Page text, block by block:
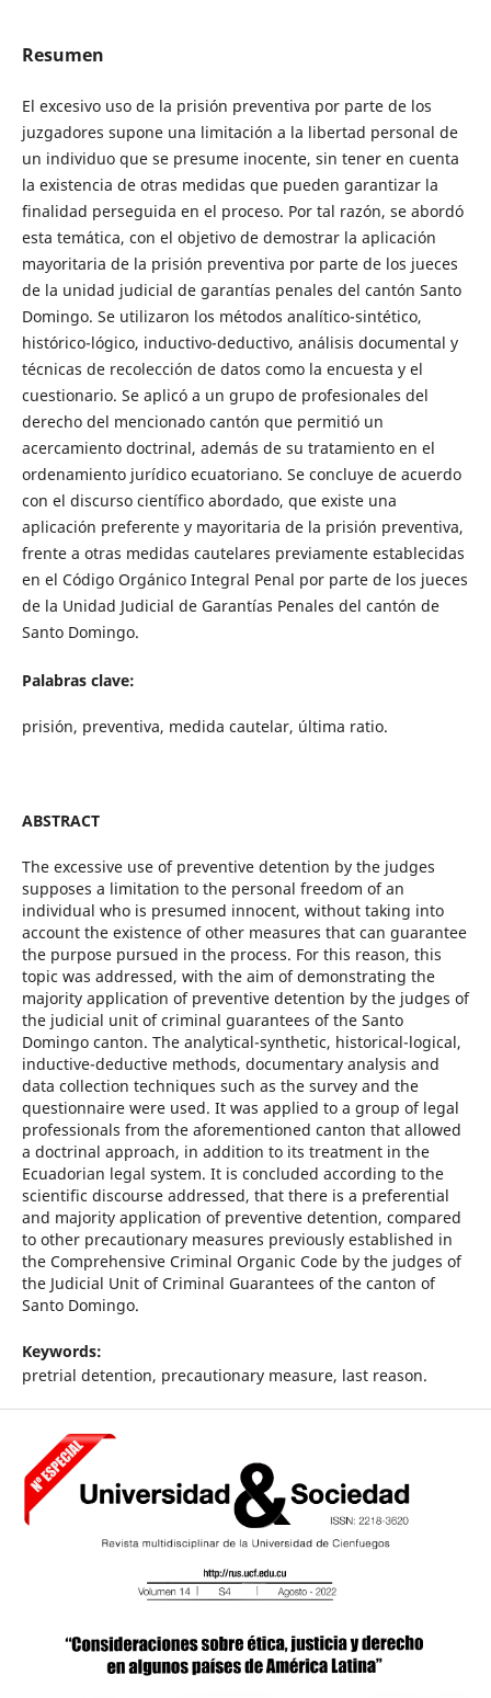
Resumen
El excesivo uso de la prisión preventiva por parte de los
juzgadores supone una limitación a la libertad personal de
un individuo que se presume inocente, sin tener en cuenta
la existencia de otras medidas que pueden garantizar la
finalidad perseguida en el proceso. Por tal razón, se abordó
esta temática, con el objetivo de demostrar la aplicación
mayoritaria de la prisión preventiva por parte de los jueces
de la unidad judicial de garantías penales del cantón Santo
Domingo. Se utilizaron los métodos analítico-sintético,
histórico-lógico, inductivo-deductivo, análisis documental y
técnicas de recolección de datos como la encuesta y el
cuestionario. Se aplicó a un grupo de profesionales del
derecho del mencionado cantón que permitió un
acercamiento doctrinal, además de su tratamiento en el
ordenamiento jurídico ecuatoriano. Se concluye de acuerdo
con el discurso científico abordado, que existe una
aplicación preferente y mayoritaria de la prisión preventiva,
frente a otras medidas cautelares previamente establecidas
en el Código Orgánico Integral Penal por parte de los jueces
de la Unidad Judicial de Garantías Penales del cantón de
Santo Domingo.
Palabras clave:
prisión, preventiva, medida cautelar, última ratio.
ABSTRACT
The excessive use of preventive detention by the judges
supposes a limitation to the personal freedom of an
individual who is presumed innocent, without taking into
account the existence of other measures that can guarantee
the purpose pursued in the process. For this reason, this
topic was addressed, with the aim of demonstrating the
majority application of preventive detention by the judges of
the judicial unit of criminal guarantees of the Santo
Domingo canton. The analytical-synthetic, historical-logical,
inductive-deductive methods, documentary analysis and
data collection techniques such as the survey and the
questionnaire were used. It was applied to a group of legal
professionals from the aforementioned canton that allowed
a doctrinal approach, in addition to its treatment in the
Ecuadorian legal system. It is concluded according to the
scientific discourse addressed, that there is a preferential
and majority application of preventive detention, compared
to other precautionary measures previously established in
the Comprehensive Criminal Organic Code by the judges of
the Judicial Unit of Criminal Guarantees of the canton of
Santo Domingo.
Keywords:
pretrial detention, precautionary measure, last reason.